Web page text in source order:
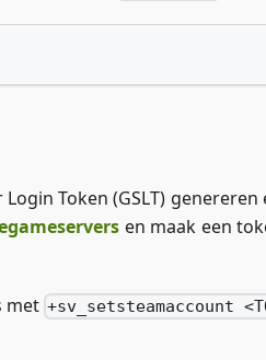
Token (GSLT)
en maak een
met +sv_setsteamaccount